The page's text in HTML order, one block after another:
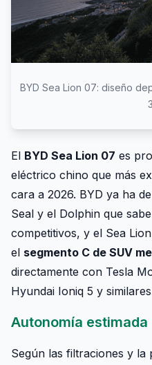
BYD Sea Lion 07: diseño
El BYD Sea Lion 07 es
eléctrico chino que más
cara a 2026. BYD ya ha
Seal y el Dolphin que
competitivos, y el Sea
el segmento C de SUV
directamente con Tesla
Hyundai Ioniq 5 y
Autonomía estimada
Según las filtraciones y la